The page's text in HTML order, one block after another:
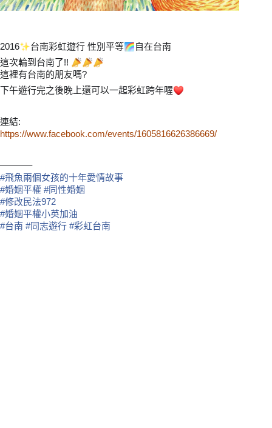
2016 台南彩虹遊行 性別平等🌈自在台南
這次輪到台南了!! 📣📣📣
這裡有台南的朋友嗎?
下午遊行完之後晚上還可以一起彩虹跨年喔
連結:
https://www.facebook.com/events/1605816626386669/
———–
#飛魚兩個女孩的十年愛情故事
#婚姻平權 #同性婚姻
#修改民法972
#婚姻平權小英加油
#台南 #同志遊行 #彩虹台南